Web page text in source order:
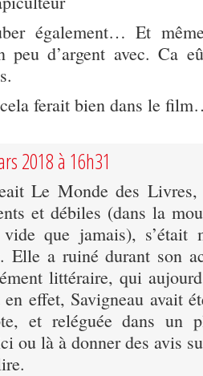
également… Et
peu d’argent avec. Ca
ferait bien dans le
2018 à 16h31
Le Monde des Livres,
et débiles (dans la
que jamais), s’était
Elle a ruiné durant son
littéraire, qui
effet, Savigneau avait
et reléguée dans un
ou là à donner des avis